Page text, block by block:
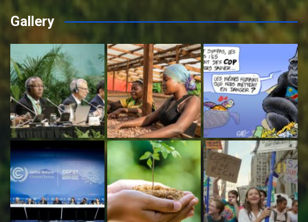
Gallery